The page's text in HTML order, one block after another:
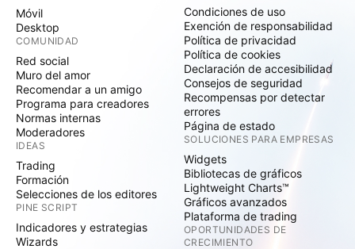
Móvil
Desktop
COMUNIDAD
Red social
Muro del amor
Recomendar a un amigo
Programa para creadores
Normas internas
Moderadores
IDEAS
Trading
Formación
Selecciones de los editores
PINE SCRIPT
Indicadores y estrategias
Wizards
Condiciones de uso
Exención de responsabilidad
Política de privacidad
Política de cookies
Declaración de accesibilidad
Consejos de seguridad
Recompensas por detectar
errores
Página de estado
SOLUCIONES PARA EMPRESAS
Widgets
Bibliotecas de gráficos
Lightweight Charts™
Gráficos avanzados
Plataforma de trading
OPORTUNIDADES DE
CRECIMIENTO